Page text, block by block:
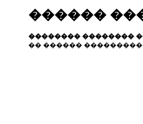
������
�������� ��������
�� ������